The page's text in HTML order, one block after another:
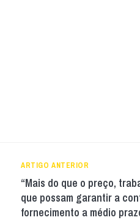
ARTIGO ANTERIOR
“Mais do que o preço,
que possam garantir a
fornecimento a médio